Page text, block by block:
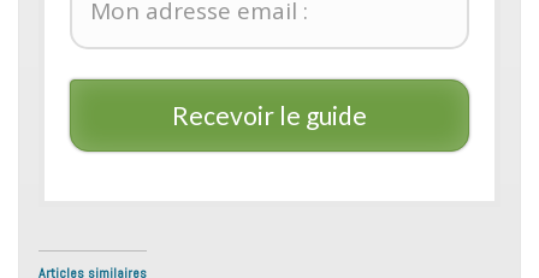
Recevoir le guide
Articles similaires